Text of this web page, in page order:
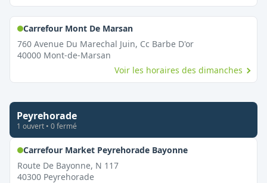
Carrefour Mont De Marsan,
760 Avenue Du Marechal Juin, Cc Barbe D'or
40000 Mont-de-Marsan
Voir les horaires des dimanches
Peyrehorade
1 ouvert • 0fermé
Carrefour Market Peyrehorade Bayonne,
Route De Bayonne, N 117
40300 Peyrehorade